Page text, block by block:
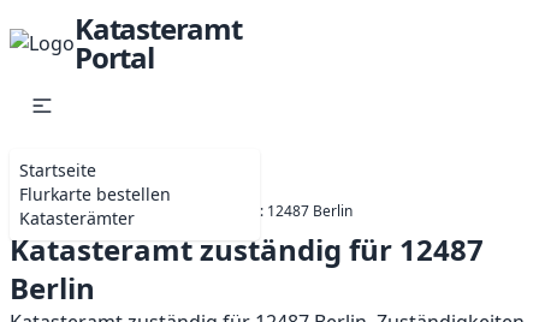
Katasteramt
Portal
Startseite
Flurkarte bestellen
Katasterämter
Startseite Berlin Katasteramt: 12487 Berlin
Katasteramt zuständig für 12487
Berlin